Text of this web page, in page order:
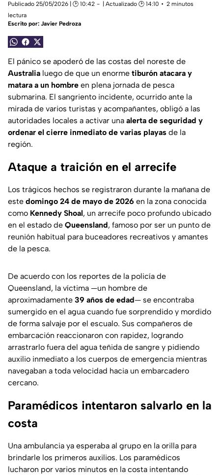
Publicado 25/05/2026 | 🕑 10:42 | Actualizado 🕑 14:10
2 minutos
lectura
Escrito por: Javier Pedroza
El pánico se apoderó de las costas del noreste de
Australia luego de que un enorme tiburón atacara y
matara a un hombre en plena jornada de pesca
submarina. El sangriento incidente, ocurrido ante la
mirada de varios turistas y acompañantes, obligó a las
autoridades locales a activar una alerta de seguridad y
ordenar el cierre inmediato de varias playas de la
región.
Ataque a traición en el arrecife
Los trágicos hechos se registraron durante la mañana de
este domingo 24 de mayo de 2026 en la zona conocida
como Kennedy Shoal, un arrecife poco profundo ubicado
en el estado de Queensland, famoso por ser un punto de
reunión habitual para buceadores recreativos y amantes
de la pesca.
De acuerdo con los reportes de la policía de
Queensland, la víctima —un hombre de
aproximadamente 39 años de edad— se encontraba
sumergido en el agua cuando fue sorprendido y mordido
de forma salvaje por el escualo. Sus compañeros de
embarcación reaccionaron con rapidez, logrando
arrastrarlo fuera del agua teñida de sangre y pidiendo
auxilio inmediato a los cuerpos de emergencia mientras
navegaban a toda velocidad hacia un embarcadero
cercano.
Paramédicos intentaron salvarlo en la
costa
Una ambulancia ya esperaba al grupo en la orilla para
brindarle los primeros auxilios. Los paramédicos
lucharon por varios minutos en la costa intentando